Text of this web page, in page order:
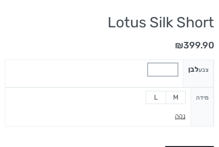
Lotus Silk Short
₪399.90
צבעלבן
מידה M
L
נקה